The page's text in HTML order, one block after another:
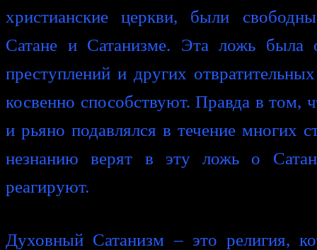
христианские церкви, были
Сатане и Сатанизме. Эта ложь была
преступлений и других
косвенно способствуют. Правда в том,
и рьяно подавлялся в течение многих
незнанию верят в эту ложь о
реагируют.
Духовный Сатанизм – это религия,